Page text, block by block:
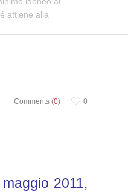
attiene alla
Comments (0) 0
2011,